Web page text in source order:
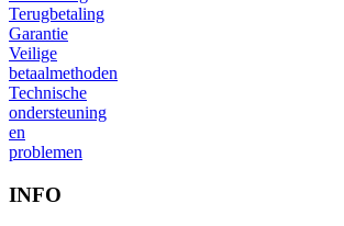
Terugbetaling
Garantie
Veilige
betaalmethoden
Technische
ondersteuning
en
problemen
INFO